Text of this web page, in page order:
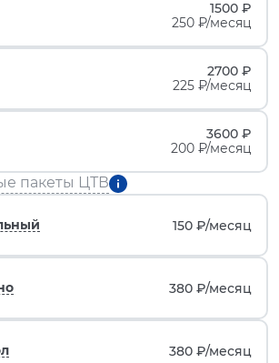
1500 ₽
250 ₽/месяц
2700 ₽
225 ₽/месяц
3600 ₽
200 ₽/месяц
пакеты ЦТВ
150 ₽/месяц
380 ₽/месяц
380 ₽/месяц